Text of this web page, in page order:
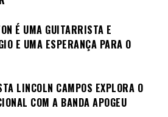
É UMA GUITARRISTA E
E UMA ESPERANÇA PARA O
LINCOLN CAMPOS EXPLORA O
COM A BANDA APOGEU